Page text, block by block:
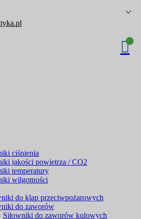
ciśnienia
jakości powietrza / CO2
temperatury
wilgotności
do klap przeciwpożarowych
do zaworów
Siłowniki do zaworów kulowych